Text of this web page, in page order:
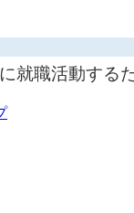
就職活動する